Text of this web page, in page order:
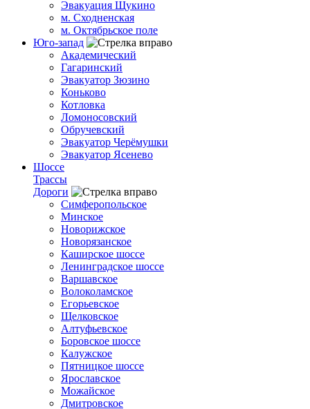
Эвакуация Щукино
м. Сходненская
м. Октябрьское поле
Юго-запад
Академический
Гагаринский
Эвакуатор Зюзино
Коньково
Котловка
Ломоносовский
Обручевский
Эвакуатор Черёмушки
Эвакуатор Ясенево
Шоссе
Трассы
Дороги
Симферопольское
Минское
Новорижское
Новорязанское
Каширское шоссе
Ленинградское шоссе
Варшавское
Волоколамское
Егорьевское
Щелковское
Алтуфьевское
Боровское шоссе
Калужское
Пятницкое шоссе
Ярославское
Можайское
Дмитровское